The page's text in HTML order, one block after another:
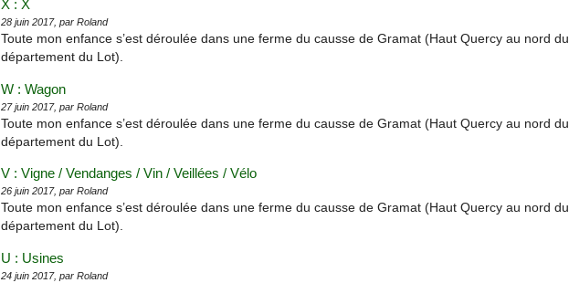
X : X
28 juin 2017, par Roland
Toute mon enfance s’est déroulée dans une ferme du causse de Gramat (Haut Quercy au nord du
département du Lot).
W : Wagon
27 juin 2017, par Roland
Toute mon enfance s’est déroulée dans une ferme du causse de Gramat (Haut Quercy au nord du
département du Lot).
V : Vigne / Vendanges / Vin / Veillées / Vélo
26 juin 2017, par Roland
Toute mon enfance s’est déroulée dans une ferme du causse de Gramat (Haut Quercy au nord du
département du Lot).
U : Usines
24 juin 2017, par Roland